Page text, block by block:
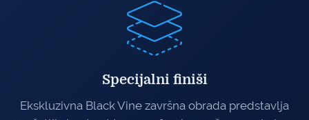
Specijalni finiši
Ekskluzivna Black Vine završna obrada predstavlja